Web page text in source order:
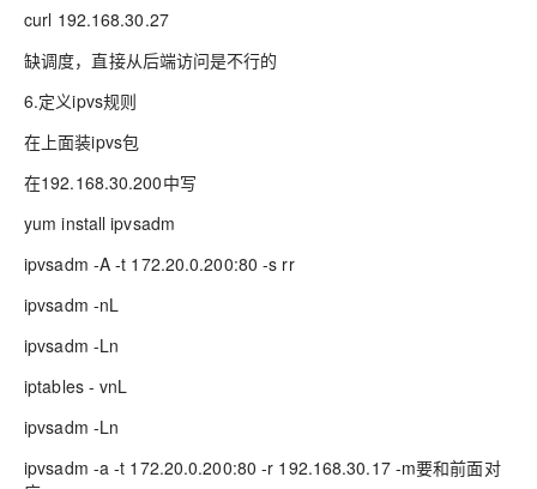
curl 192.168.30.27
缺调度，直接从后端访问是不行的
6.定义ipvs规则
在上面装ipvs包
在192.168.30.200中写
yum install ipvsadm
ipvsadm -A -t 172.20.0.200:80 -s rr
ipvsadm -nL
ipvsadm -Ln
iptables - vnL
ipvsadm -Ln
ipvsadm -a -t 172.20.0.200:80 -r 192.168.30.17 -m要和前面对